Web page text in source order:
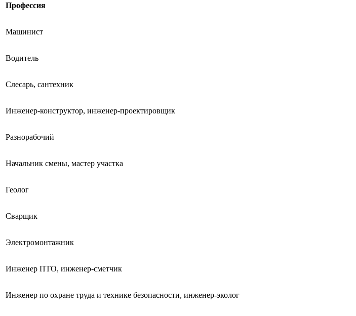
Профессия
Машинист
Водитель
Слесарь, сантехник
Инженер-конструктор, инженер-проектировщик
Разнорабочий
Начальник смены, мастер участка
Геолог
Сварщик
Электромонтажник
Инженер ПТО, инженер-сметчик
Инженер по охране труда и технике безопасности, инженер-эколог